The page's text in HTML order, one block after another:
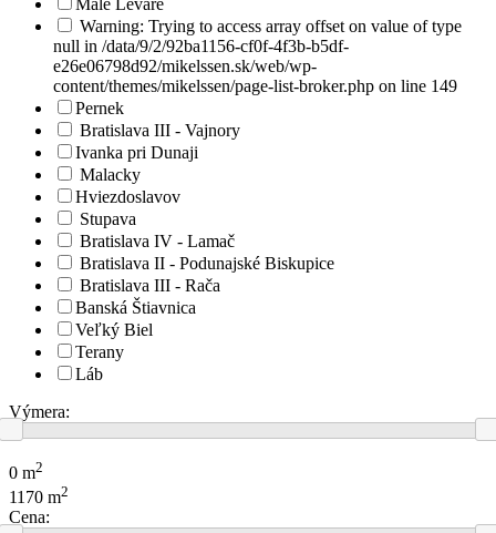
Malé Leváre
Warning: Trying to access array offset on value of type
null in /data/9/2/92ba1156-cf0f-4f3b-b5df-
e26e06798d92/mikelssen.sk/web/wp-
content/themes/mikelssen/page-list-broker.php on line 149
Pernek
Bratislava III - Vajnory
Ivanka pri Dunaji
Malacky
Hviezdoslavov
Stupava
Bratislava IV - Lamač
Bratislava II - Podunajské Biskupice
Bratislava III - Rača
Banská Štiavnica
Veľký Biel
Terany
Láb
Výmera:
0 m2
1170 m2
Cena: